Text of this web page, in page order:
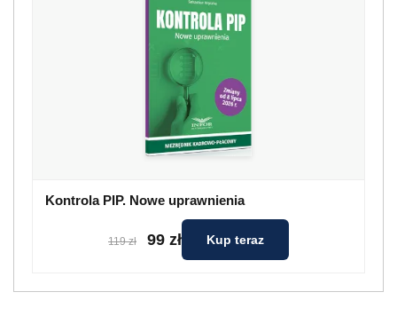
Kontrola PIP. Nowe uprawnienia
119 zł 99 zł Kup teraz